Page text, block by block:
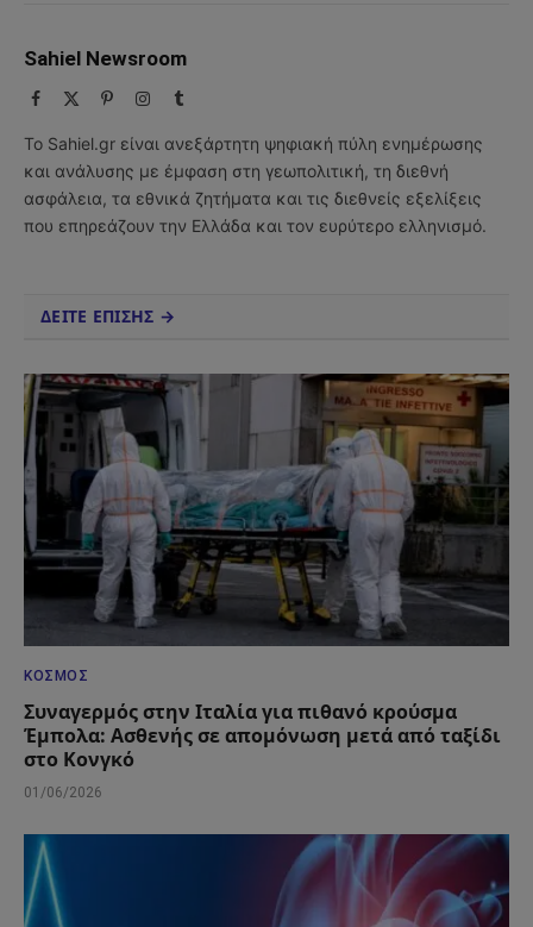
Sahiel Newsroom
Facebook PinterestInstagram
Tumblr
Το Sahiel.gr είναι ανεξάρτητη ψηφιακή πύλη ενημέρωσης
και ανάλυσης με έμφαση στη γεωπολιτική, τη διεθνή
ασφάλεια, τα εθνικά ζητήματα και τις διεθνείς εξελίξεις
που επηρεάζουν την Ελλάδα και τον ευρύτερο ελληνισμό.
ΔΕΙΤΕ ΕΠΙΣΗΣ →
ΚΌΣΜΟΣ
Συναγερμός στην Ιταλία για πιθανό κρούσμα
Έμπολα: Ασθενής σε απομόνωση μετά από ταξίδι
στο Κονγκό
01/06/2026